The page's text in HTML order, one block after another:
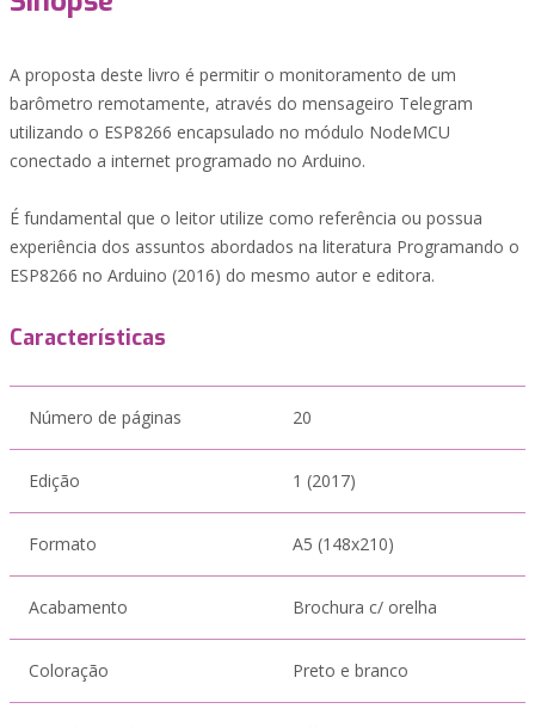
A proposta deste livro é permitir o monitoramento de um
barômetro remotamente, através do mensageiro Telegram
utilizando o ESP8266 encapsulado no módulo NodeMCU
conectado a internet programado no Arduino.
É fundamental que o leitor utilize como referência ou possua
experiência dos assuntos abordados na literatura Programando o
ESP8266 no Arduino (2016) do mesmo autor e editora.
Características
Número de páginas 20
Edição 1 (2017)
Formato A5 (148x210)
Acabamento Brochura c/ orelha
Coloração Preto e branco